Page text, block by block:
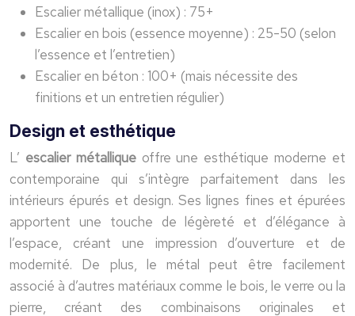
Escalier métallique (inox) : 75+
Escalier en bois (essence moyenne) : 25-50 (selon
l’essence et l’entretien)
Escalier en béton : 100+ (mais nécessite des
finitions et un entretien régulier)
Design et esthétique
L’ escalier métallique offre une esthétique moderne et
contemporaine qui s’intègre parfaitement dans les
intérieurs épurés et design. Ses lignes fines et épurées
apportent une touche de légèreté et d’élégance à
l’espace, créant une impression d’ouverture et de
modernité. De plus, le métal peut être facilement
associé à d’autres matériaux comme le bois, le verre ou la
pierre, créant des combinaisons originales et